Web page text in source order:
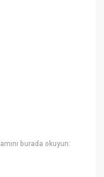
burada okuyun: